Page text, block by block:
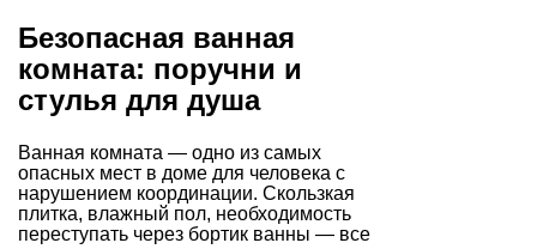
Безопасная ванная
комната: поручни и
стулья для душа
Ванная комната — одно из самых
опасных мест в доме для человека с
нарушением координации. Скользкая
плитка, влажный пол, необходимость
переступать через бортик ванны — все